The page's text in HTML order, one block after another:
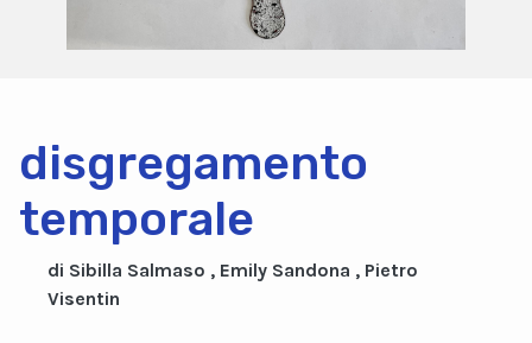
disgregamento
temporale
di Sibilla Salmaso , Emily Sandona , Pietro
Visentin